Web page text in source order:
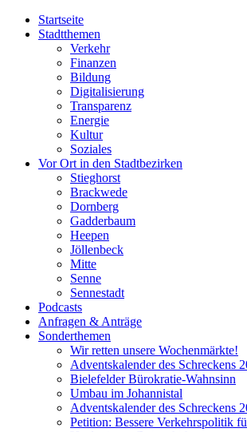
Startseite
Stadtthemen
Verkehr
Finanzen
Bildung
Digitalisierung
Transparenz
Energie
Kultur
Soziales
Vor Ort in den Stadtbezirken
Stieghorst
Brackwede
Dornberg
Gadderbaum
Heepen
Jöllenbeck
Mitte
Senne
Sennestadt
Podcasts
Anfragen & Anträge
Sonderthemen
Wir retten unsere Wochenmärkte!
Adventskalender des Schreckens
Bielefelder Bürokratie-Wahnsinn
Umbau im Johannistal
Adventskalender des Schreckens
Petition: Bessere Verkehrspolitik